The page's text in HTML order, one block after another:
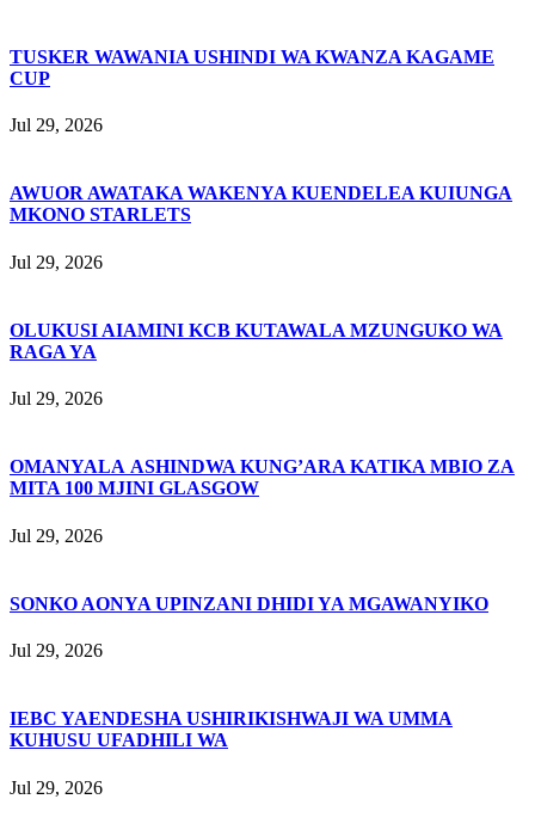
TUSKER WAWANIA USHINDI WA KWANZA KAGAME
CUP
Jul 29, 2026
AWUOR AWATAKA WAKENYA KUENDELEA KUIUNGA
MKONO STARLETS
Jul 29, 2026
OLUKUSI AIAMINI KCB KUTAWALA MZUNGUKO WA
RAGA YA
Jul 29, 2026
OMANYALA ASHINDWA KUNG’ARA KATIKA MBIO ZA
MITA 100 MJINI GLASGOW
Jul 29, 2026
SONKO AONYA UPINZANI DHIDI YA MGAWANYIKO
Jul 29, 2026
IEBC YAENDESHA USHIRIKISHWAJI WA UMMA
KUHUSU UFADHILI WA
Jul 29, 2026